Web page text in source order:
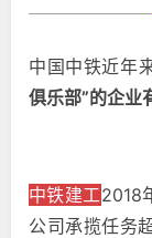
中国中铁近年
俱乐部”的企业
中铁建工2018
公司承揽任务